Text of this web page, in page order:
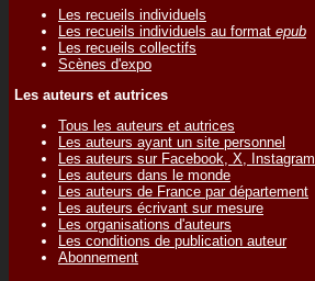
Les recueils individuels
Les recueils individuels au format epub
Les recueils collectifs
Scènes d'expo
Les auteurs et autrices
Tous les auteurs et autrices
Les auteurs ayant un site personnel
Les auteurs sur Facebook, X, Instagram
Les auteurs dans le monde
Les auteurs de France par département
Les auteurs écrivant sur mesure
Les organisations d'auteurs
Les conditions de publication auteur
Abonnement